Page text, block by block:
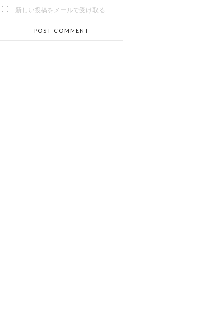
新しい投稿をメールで受け取る